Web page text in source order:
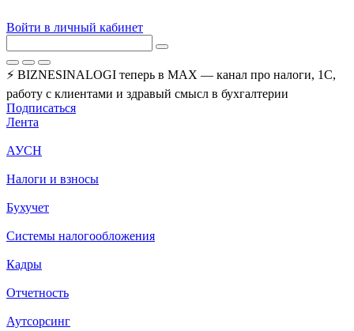
Войти в личный кабинет
⚡ BIZNESINALOGI теперь в MAX — канал про налоги, 1С,
работу с клиентами и здравый смысл в бухгалтерии
Подписаться
Лента
АУСН
Налоги и взносы
Бухучет
Системы налогообложения
Кадры
Отчетность
Аутсорсинг